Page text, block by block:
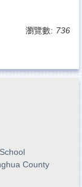
瀏覽數: 736
County